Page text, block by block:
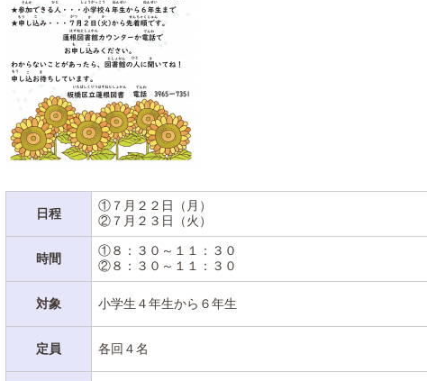
日程
①７月２２日（月）
②７月２３日（火）
時間
①８：３０～１１：３０
②８：３０～１１：３０
対象 小学生４年生から６年生
定員 各回４名